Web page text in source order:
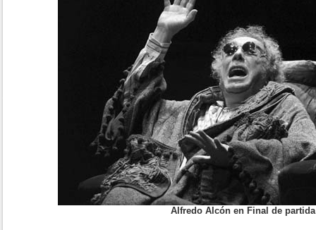
Alfredo Alcón en Final de partida